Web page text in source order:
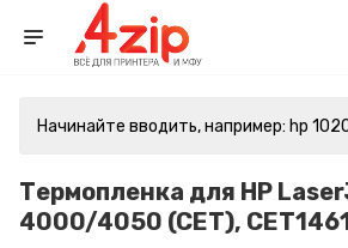
Термопленка для HP
4000/4050 (CET),